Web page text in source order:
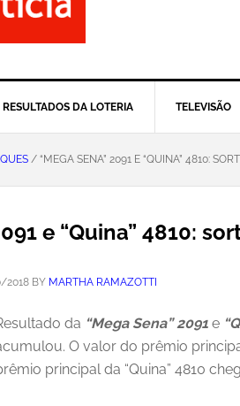
RESULTADOS DA LOTERIA TELEVISÃO
/ “MEGA SENA” 2091 E “QUINA” 4810:
e “Quina” 4810:
2018 BY MARTHA RAMAZOTTI
da “Mega Sena” 2091 e
O valor do prêmio
principal da “Quina” 4810